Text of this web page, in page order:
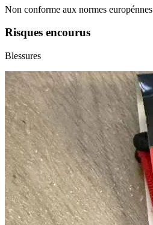
Non conforme aux normes europénnes
Risques encourus
Blessures